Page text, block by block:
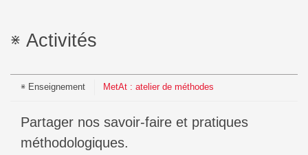
Activités
Enseignement MetAt : atelier de méthodes
Partager nos savoir-faire et pratiques
méthodologiques.